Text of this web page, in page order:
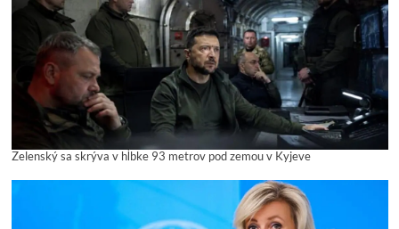
Zelenský sa skrýva v hĺbke 93 metrov pod zemou v Kyjeve